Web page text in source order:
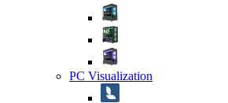
PC Visualization